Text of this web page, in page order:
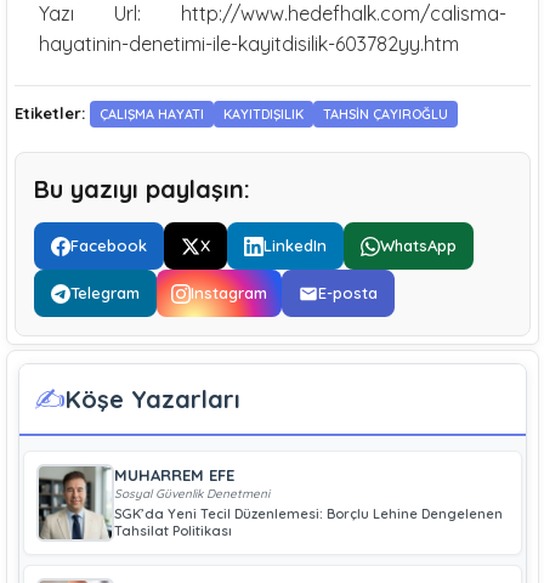
Yazı Url: http://www.hedefhalk.com/calisma-
hayatinin-denetimi-ile-kayitdisilik-603782yy.htm
Etiketler: ÇALIŞMA HAYATI KAYITDIŞILIK TAHSİN ÇAYIROĞLU
Bu yazıyı paylaşın:
Facebook X LinkedIn WhatsApp
Telegram Instagram E-posta
✍️Köşe Yazarları
MUHARREM EFE
Sosyal Güvenlik Denetmeni
SGK’da Yeni Tecil Düzenlemesi: Borçlu Lehine Dengelenen
Tahsilat Politikası